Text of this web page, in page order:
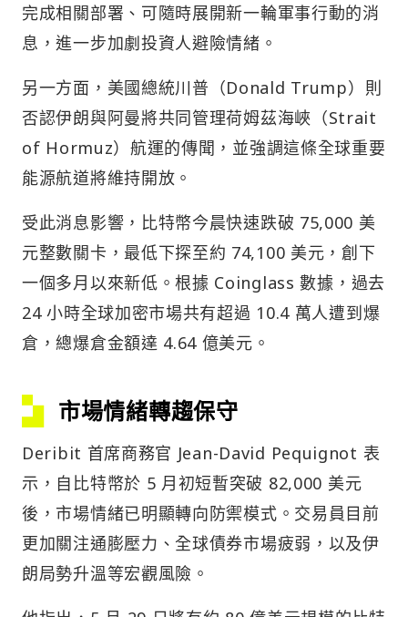
完成相關部署、可隨時展開新一輪軍事行動的消
息，進一步加劇投資人避險情緒。
另一方面，美國總統川普（Donald Trump）則
否認伊朗與阿曼將共同管理荷姆茲海峽（Strait
of Hormuz）航運的傳聞，並強調這條全球重要
能源航道將維持開放。
受此消息影響，比特幣今晨快速跌破 75,000 美
元整數關卡，最低下探至約 74,100 美元，創下
一個多月以來新低。根據 Coinglass 數據，過去
24 小時全球加密市場共有超過 10.4 萬人遭到爆
倉，總爆倉金額達 4.64 億美元。
市場情緒轉趨保守
Deribit 首席商務官 Jean-David Pequignot 表
示，自比特幣於 5 月初短暫突破 82,000 美元
後，市場情緒已明顯轉向防禦模式。交易員目前
更加關注通膨壓力、全球債券市場疲弱，以及伊
朗局勢升溫等宏觀風險。